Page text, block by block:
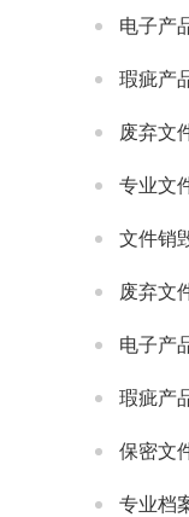
电子产
瑕疵产品
废弃文
专业文
文件销
废弃文件
电子产
瑕疵产品销
保密文
专业档案